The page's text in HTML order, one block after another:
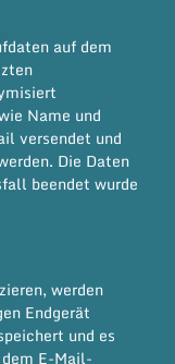
auf dem
Name und
versendet und
Die Daten
beendet wurde
werden
Endgerät
und es
E-Mail-